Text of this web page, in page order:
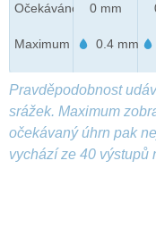
Očekáváno
Maximum
0 mm
0.4 mm
Pravděpodobnost
srážek. Maximum
očekávaný úhrn pak
vychází ze 40 výstupů